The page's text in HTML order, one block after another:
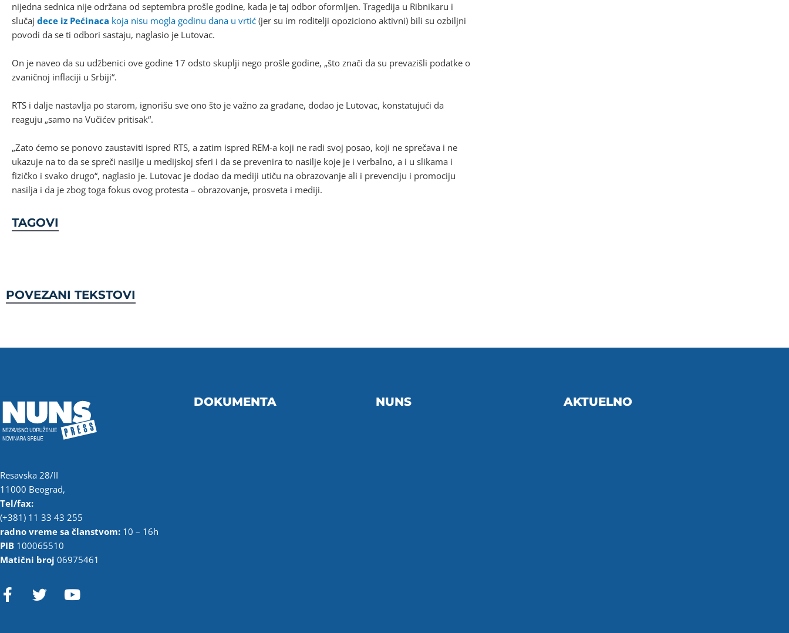
nijedna sednica nije održana od septembra prošle godine, kada je taj odbor oformljen. Tragedija u Ribnikaru i
slučaj dece iz Pećinaca koja nisu mogla godinu dana u vrtić (jer su im roditelji opoziciono aktivni) bili su ozbiljni
povodi da se ti odbori sastaju, naglasio je Lutovac.
On je naveo da su udžbenici ove godine 17 odsto skuplji nego prošle godine, „što znači da su prevazišli podatke o
zvaničnoj inflaciji u Srbiji“.
RTS i dalje nastavlja po starom, ignorišu sve ono što je važno za građane, dodao je Lutovac, konstatujući da
reaguju „samo na Vučićev pritisak“.
„Zato ćemo se ponovo zaustaviti ispred RTS, a zatim ispred REM-a koji ne radi svoj posao, koji ne sprečava i ne
ukazuje na to da se spreči nasilje u medijskoj sferi i da se prevenira to nasilje koje je i verbalno, a i u slikama i
fizičko i svako drugo“, naglasio je. Lutovac je dodao da mediji utiču na obrazovanje ali i prevenciju i promociju
nasilja i da je zbog toga fokus ovog protesta – obrazovanje, prosveta i mediji.
TAGOVI
POVEZANI TEKSTOVI
Resavska 28/II
11000 Beograd,
Tel/fax:
(+381) 11 33 43 255
radno vreme sa članstvom: 10 – 16h
PIB 100065510
Matični broj 06975461
F
a
T Y
DOKUMENTA NUNS AKTUELNO